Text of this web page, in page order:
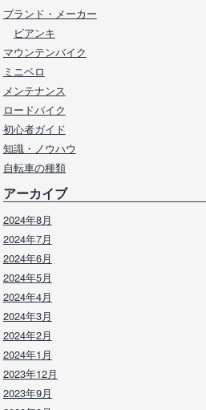
ブランド・メーカー
ビアンキ
マウンテンバイク
ミニベロ
メンテナンス
ロードバイク
初心者ガイド
知識・ノウハウ
自転車の種類
アーカイブ
2024年8月
2024年7月
2024年6月
2024年5月
2024年4月
2024年3月
2024年2月
2024年1月
2023年12月
2023年9月